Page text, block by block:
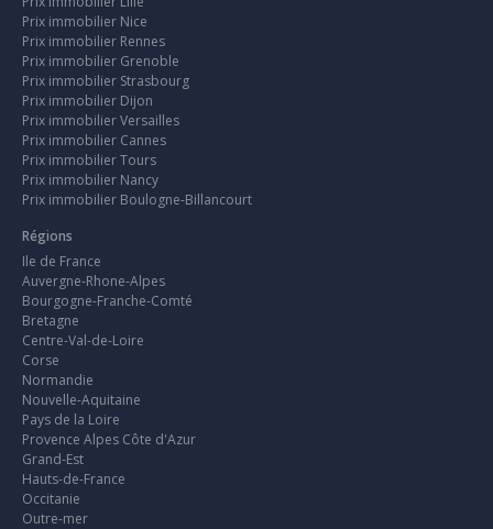
Prix immobilier Nice
Prix immobilier Rennes
Prix immobilier Grenoble
Prix immobilier Strasbourg
Prix immobilier Dijon
Prix immobilier Versailles
Prix immobilier Cannes
Prix immobilier Tours
Prix immobilier Nancy
Prix immobilier Boulogne-Billancourt
Régions
Ile de France
Auvergne-Rhone-Alpes
Bourgogne-Franche-Comté
Bretagne
Centre-Val-de-Loire
Corse
Normandie
Nouvelle-Aquitaine
Pays de la Loire
Provence Alpes Côte d'Azur
Grand-Est
Hauts-de-France
Occitanie
Outre-mer